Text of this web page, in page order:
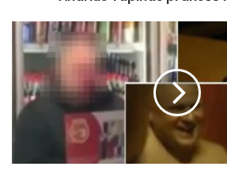
Paaiškėjo
nauji
apie
mergaites
tvirkinusį
šiurpios